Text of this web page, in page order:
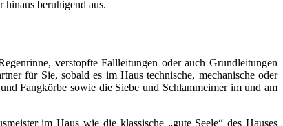
hinaus beruhigend aus.
verstopfte Fallleitungen oder auch Grundleitungen
für Sie, sobald es im Haus technische, mechanische oder
Fangkörbe sowie die Siebe und Schlammeimer im und am
im Haus wie die klassische „gute Seele“ des Hauses